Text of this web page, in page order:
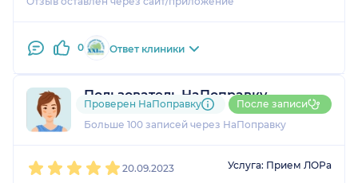
0 Ответ клиники
Пользователь НаПоправку
20 отзывов и1 оценка
Больше 100 записей через НаПоправку
Проверен НаПоправку После записи
20.09.2023 Услуга: Прием ЛОРа